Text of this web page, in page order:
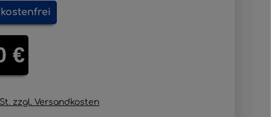
€
zzgl. Versandkosten